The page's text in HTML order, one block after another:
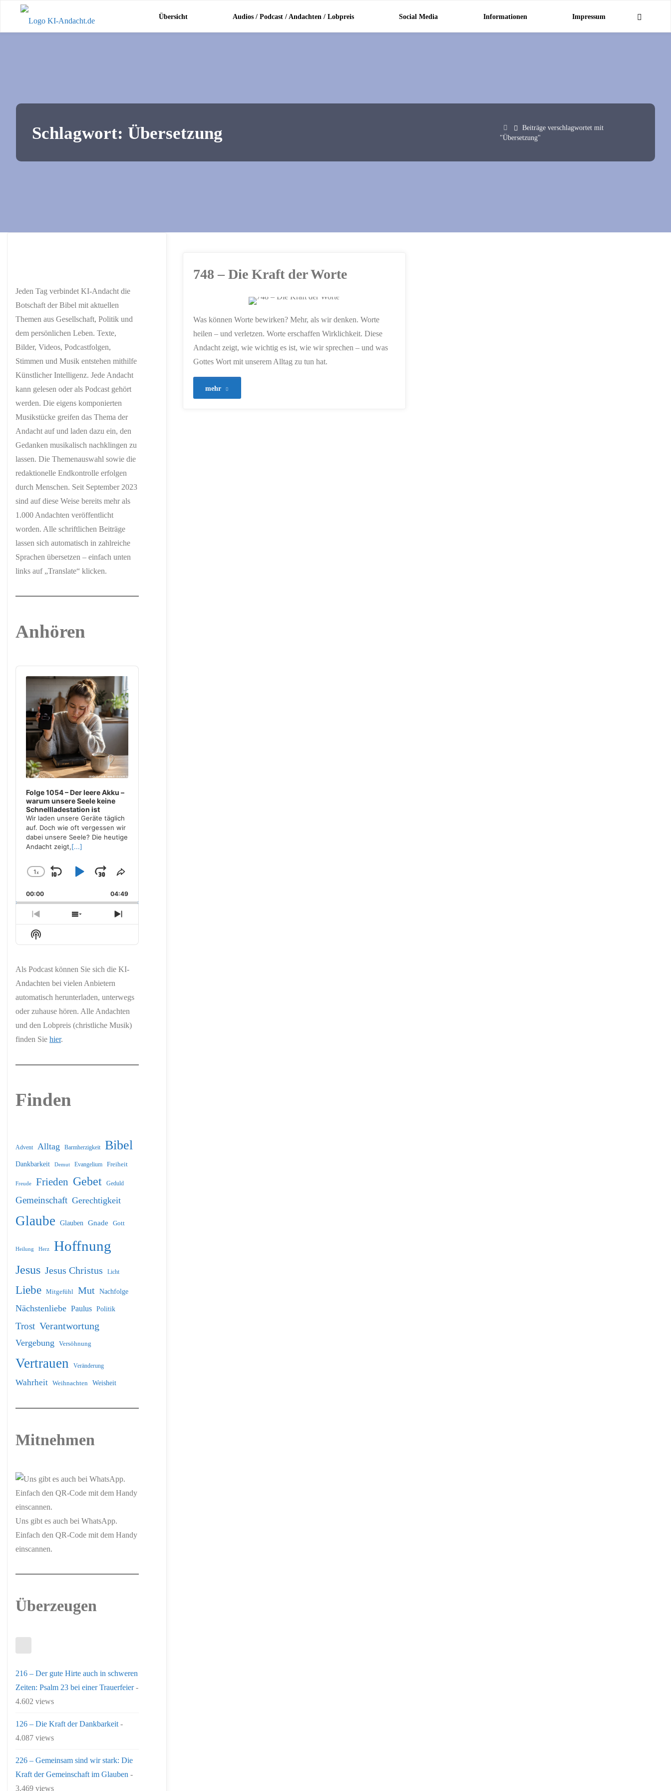
springen
Übersicht Audios / Podcast / Andachten / Lobpreis Social Media Informationen Impressum
Schlagwort: Übersetzung StartBeiträge verschlagwortet mit
"Übersetzung"
748 – Die Kraft der Worte
Was können Worte bewirken? Mehr, als wir denken. Worte
heilen – und verletzen. Worte erschaffen Wirklichkeit. Diese
Andacht zeigt, wie wichtig es ist, wie wir sprechen – und was
Gottes Wort mit unserem Alltag zu tun hat.
mehr
Jeden Tag verbindet KI-Andacht die
Botschaft der Bibel mit aktuellen
Themen aus Gesellschaft, Politik und
dem persönlichen Leben. Texte,
Bilder, Videos, Podcastfolgen,
Stimmen und Musik entstehen mithilfe
Künstlicher Intelligenz. Jede Andacht
kann gelesen oder als Podcast gehört
werden. Die eigens komponierten
Musikstücke greifen das Thema der
Andacht auf und laden dazu ein, den
Gedanken musikalisch nachklingen zu
lassen. Die Themenauswahl sowie die
redaktionelle Endkontrolle erfolgen
durch Menschen. Seit September 2023
sind auf diese Weise bereits mehr als
1.000 Andachten veröffentlicht
worden. Alle schriftlichen Beiträge
lassen sich automatisch in zahlreiche
Sprachen übersetzen – einfach unten
links auf „Translate“ klicken.
Anhören
Audio
Player
Folge 1054 – Der leere Akku –
warum unsere Seele keine
Schnellladestation ist
Wir laden unsere Geräte täglich
auf. Doch wie oft vergessen wir
dabei unsere Seele? Die heutige
Andacht zeigt,[...]
Change
Rate
1x
Skip
Backward
Play
Pause
Jump
Forward
Share
Episode
00:00 04:49
Previous
Episode
Show
Episodes
Next
Episode
Show
Podcast
Als Podcast können Sie sich die KI-
Andachten bei vielen Anbietern
automatisch herunterladen, unterwegs
oder zuhause hören. Alle Andachten
und den Lobpreis (christliche Musik)
finden Sie hier.
Finden
Advent Alltag Barmherzigkeit Bibel
Dankbarkeit Demut Evangelium Freiheit
Freude Frieden Gebet Geduld
Gemeinschaft Gerechtigkeit
Glaube Glauben Gnade Gott
Heilung Herz Hoffnung
Jesus Jesus Christus Licht
Liebe Mitgefühl Mut Nachfolge
Nächstenliebe Paulus Politik
Trost Verantwortung
Vergebung Versöhnung
Vertrauen Veränderung
Wahrheit Weihnachten Weisheit
Mitnehmen
Uns gibt es auch bei WhatsApp.
Einfach den QR-Code mit dem Handy
einscannen.
Überzeugen
216 – Der gute Hirte auch in schweren
Zeiten: Psalm 23 bei einer Trauerfeier-
4.602 views
126 – Die Kraft der Dankbarkeit -
4.087 views
226 – Gemeinsam sind wir stark: Die
Kraft der Gemeinschaft im Glauben -
3.469 views